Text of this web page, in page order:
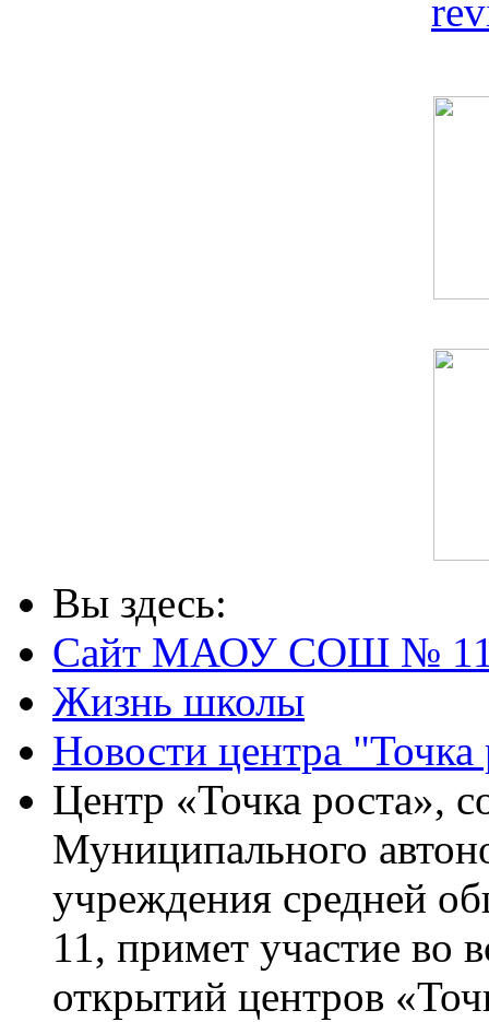
Вы здесь:
Сайт МАОУ СОШ №
Жизнь школы
Новости центра "Точка
Центр «Точка роста»,
Муниципального
учреждения средней
11, примет участие во
открытий центров